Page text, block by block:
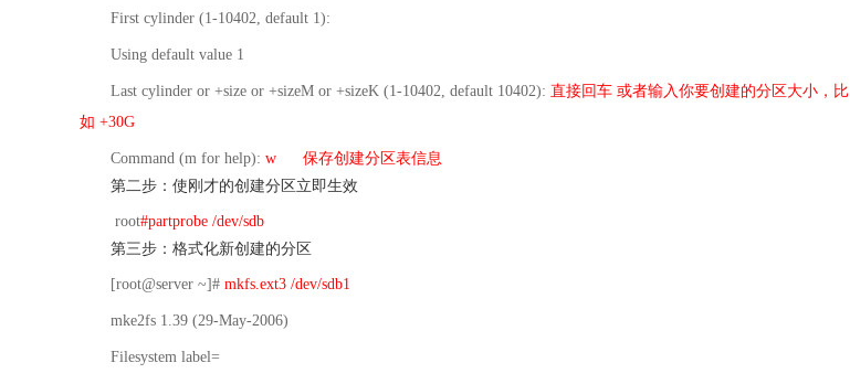
First cylinder (1-10402, default 1):
Using default value 1
Last cylinder or +size or +sizeM or +sizeK (1-10402, default 10402): 直接回车 或者输入你要创建的分区大小，比
如 +30G
Command (m for help): w 保存创建分区表信息
第二步：使刚才的创建分区立即生效
root#partprobe /dev/sdb
第三步：格式化新创建的分区
[root@server ~]# mkfs.ext3 /dev/sdb1
mke2fs 1.39 (29-May-2006)
Filesystem label=